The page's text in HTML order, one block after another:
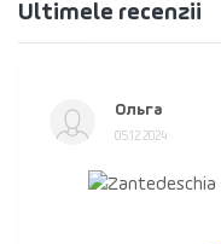
Ultimele recenzii
Ольга
05.12.2024